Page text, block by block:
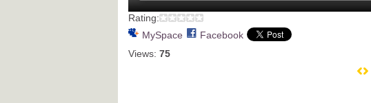
Rating:
MySpace
Facebook
Views: 75